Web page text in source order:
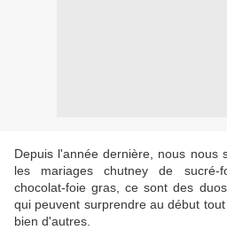
Depuis l'année dernière, nous nous
les mariages chutney de sucré-
chocolat-foie gras, ce sont des
qui peuvent surprendre au début
bien d'autres.